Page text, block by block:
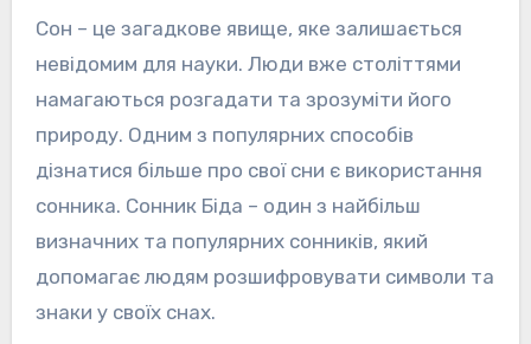
Сон – це загадкове явище, яке залишається
невідомим для науки. Люди вже століттями
намагаються розгадати та зрозуміти його
природу. Одним з популярних способів
дізнатися більше про свої сни є використання
сонника. Сонник Біда – один з найбільш
визначних та популярних сонників, який
допомагає людям розшифровувати символи та
знаки у своїх снах.